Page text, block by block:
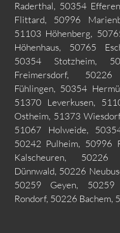
Raderthal, 50354
Flittard, 50996
51103 Höhenberg,
Höhenhaus, 50765
50354 Stotzheim,
Freimersdorf,
Fühlingen, 50354
51370 Leverkusen,
Ostheim, 51373
51067 Holweide,
50242 Pulheim, 50996
Kalscheuren, 50226
Dünnwald, 50226
50259 Geyen, 50259
Rondorf, 50226 Bachem,